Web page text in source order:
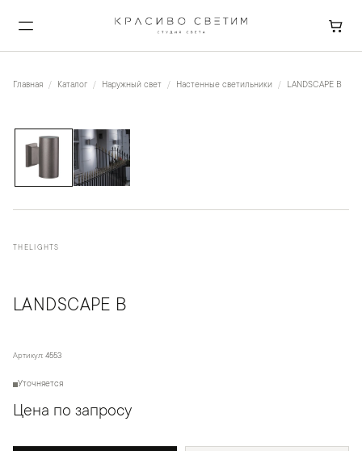
Главная Каталог Наружный свет Настенные светильники LANDSCAPE B
THELIGHTS
LANDSCAPE B
Артикул: 4553
Уточняется
Цена по запросу